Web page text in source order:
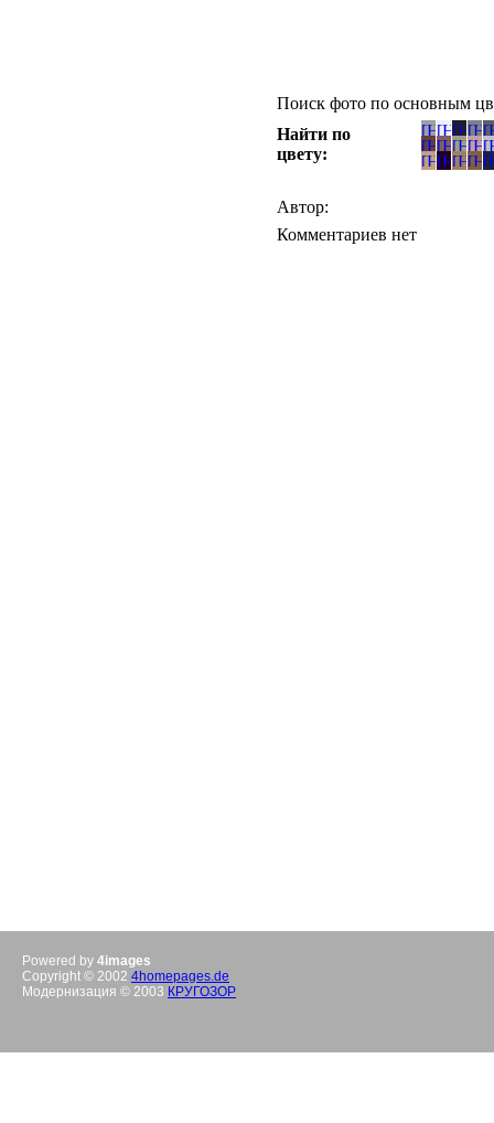
Поиск фото по основным
Найти по
цвету:
Автор:
Комментариев нет
Powered by 4images
Copyright © 2002 4homepages.de
Модернизация © 2003 КРУГОЗОР